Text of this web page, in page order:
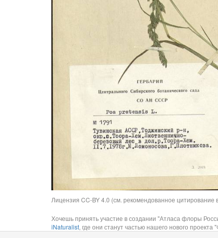
Лицензия CC-BY 4.0 (см. рекомендованное цитирование
Хочешь принять участие в создании "Атласа флоры
iNaturalist, где они станут частью нашего нового